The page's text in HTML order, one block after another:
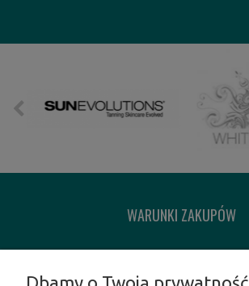
WARUNKI ZAKUPÓW